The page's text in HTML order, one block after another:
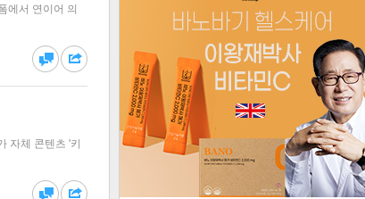
댓글 공유
에서 연이어 의
자체 콘텐츠 '키
더보기
인기포토